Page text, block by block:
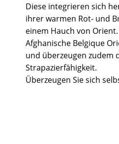
Diese integrieren sich
ihrer warmen Rot- und
einem Hauch von Orient.
Afghanische Belgique
und überzeugen zudem
Strapazierfähigkeit.
Überzeugen Sie sich